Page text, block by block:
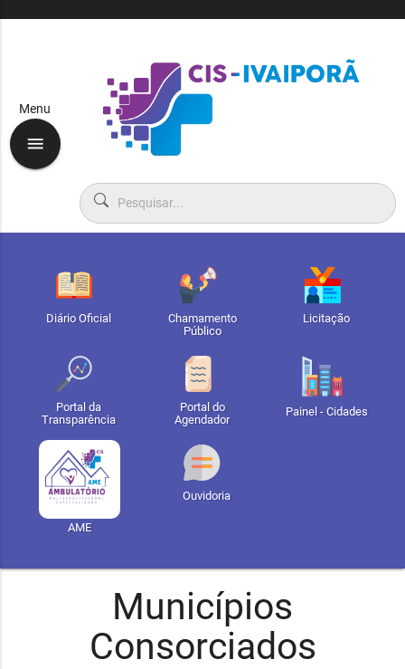
Menu
menu
Diário Oficial
Chamamento
Público
Licitação
Portal da
Transparência
Portal do
Agendador
Painel - Cidades
AME
Ouvidoria
Municípios
Consorciados